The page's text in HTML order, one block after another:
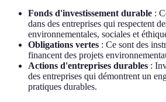
Fonds d'investissement durable :
dans des entreprises qui respectent
environnementales, sociales et
Obligations vertes : Ce sont des
financent des projets
Actions d'entreprises durables :
des entreprises qui démontrent un
pratiques durables.